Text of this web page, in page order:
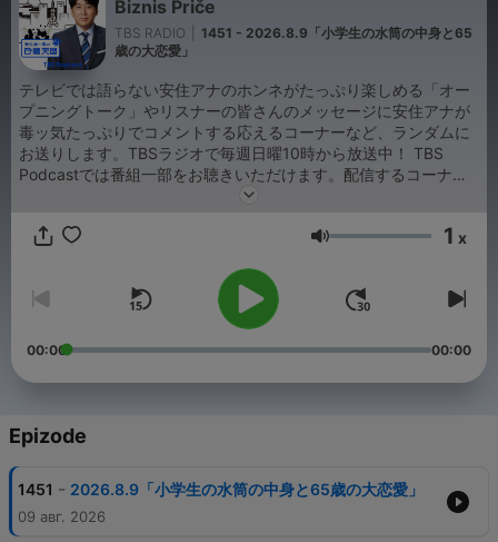
Biznis Priče
TBS RADIO
1451 - 2026.8.9「小学生の水筒の中身と65
歳の大恋愛」
テレビでは語らない安住アナのホンネがたっぷり楽しめる「オー
プニングトーク」やリスナーの皆さんのメッセージに安住アナが
毒ッ気たっぷりでコメントする応えるコーナーなど、ランダムに
お送りします。TBSラジオで毎週日曜10時から放送中！ TBS
Podcastでは番組一部をお聴きいただけます。配信するコーナ
ー、箇所、更新日時などは番組の都合上変更する可能性がござい
さい。 --- オンエア全編はradikoでお聴きいただけます↓
Podcast：https://www.tbsradio.jp/podcast/
Jačina zvuka 1 x
00:00 00:00
Epizode
1451 - 2026.8.9「小学生の水筒の中身と65歳の大恋愛」
09 авг. 2026